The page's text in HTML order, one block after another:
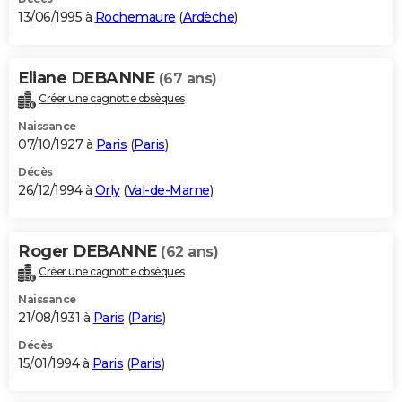
13/06/1995 à Rochemaure (Ardèche)
Eliane DEBANNE (67 ans)
Créer une cagnotte obsèques
Naissance
07/10/1927 à Paris (Paris)
Décès
26/12/1994 à Orly(Val-de-Marne)
Roger DEBANNE (62 ans)
Créer une cagnotte obsèques
Naissance
21/08/1931 à Paris (Paris)
Décès
15/01/1994 à Paris (Paris)